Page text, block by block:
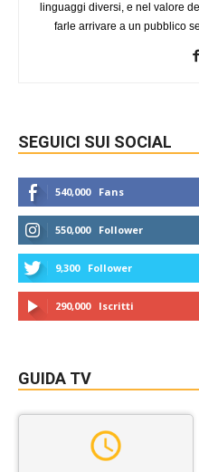
linguaggi diversi, e nel valore
farle arrivare a un pubblico
SEGUICI SUI SOCIAL
540,000 Fans
550,000 Follower
9,300 Follower
290,000 Iscritti
GUIDA TV